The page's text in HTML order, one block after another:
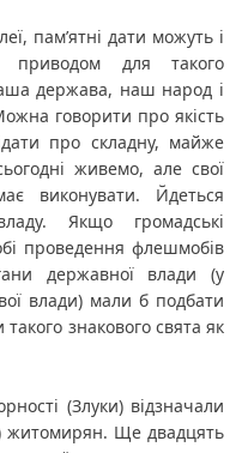
пам’ятні дати можуть і
приводом для такого
держава, наш народ і
говорити про якість
про складну, майже
живемо, але свої
виконувати. Йдеться
Якщо громадські
проведення флешмобів
державної влади (у
влади) мали б подбати
знакового свята як
(Злуки) відзначали
житомирян. Ще двадцять